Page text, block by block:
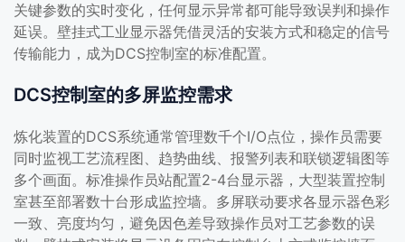
关键参数的实时变化，任何显示异常都可能导致误判和操作
延误。壁挂式工业显示器凭借灵活的安装方式和稳定的信号
传输能力，成为DCS控制室的标准配置。
DCS控制室的多屏监控需求
炼化装置的DCS系统通常管理数千个I/O点位，操作员需要
同时监视工艺流程图、趋势曲线、报警列表和联锁逻辑图等
多个画面。标准操作员站配置2-4台显示器，大型装置控制
室甚至部署数十台形成监控墙。多屏联动要求各显示器色彩
一致、亮度均匀，避免因色差导致操作员对工艺参数的误